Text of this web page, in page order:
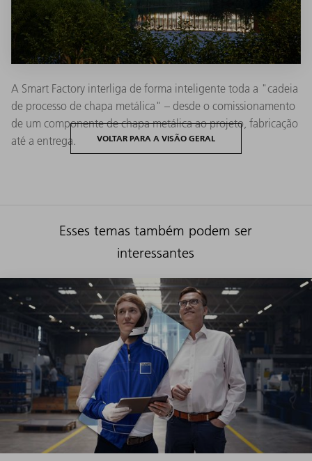
A Smart Factory interliga de forma inteligente toda a "cadeia
de processo de chapa metálica" – desde o comissionamento
de um componente de chapa metálica ao projeto, fabricação
até a entrega.
VOLTAR PARA A VISÃO GERAL
Esses temas também podem ser
interessantes